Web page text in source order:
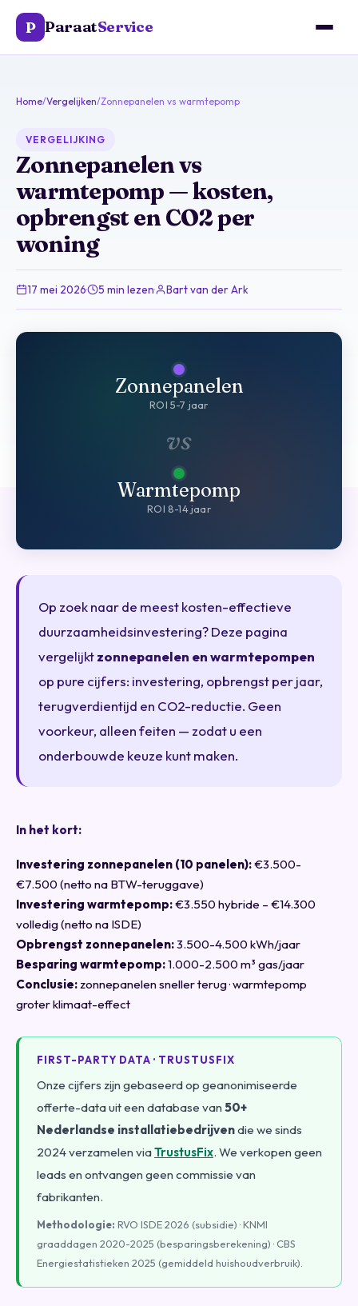
P ParaatService
Home/Vergelijken/Zonnepanelen vs warmtepomp
VERGELIJKING
Zonnepanelen vs
warmtepomp — kosten,
opbrengst en CO2 per
woning
17 mei 2026· 5 min lezen· Bart van der Ark
Zonnepanelen
ROI 5-7 jaar
vs
Warmtepomp
ROI 8-14 jaar
Op zoek naar de meest kosten-effectieve
duurzaamheidsinvestering? Deze pagina
vergelijktzonnepanelen en warmtepompen
op pure cijfers: investering, opbrengst per jaar,
terugverdientijd en CO2-reductie. Geen
voorkeur, alleen feiten — zodat u een
onderbouwde keuze kunt maken.
In het kort:
Investering zonnepanelen (10 panelen):€3.500-
€7.500 (netto na BTW-teruggave)
Investering warmtepomp:€3.550 hybride – €14.300
volledig (netto na ISDE)
Opbrengst zonnepanelen:3.500-4.500 kWh/jaar
Besparing warmtepomp:1.000-2.500 m³ gas/jaar
Conclusie:zonnepanelen sneller terug · warmtepomp
groter klimaat-effect
FIRST-PARTY DATA · TRUSTUSFIX
Onze cijfers zijn gebaseerd op geanonimiseerde
offerte-data uit een database van 50+
Nederlandse installatiebedrijvendie we sinds
2024 verzamelen viaTrustusFix. We verkopen geen
leads en ontvangen geen commissie van
fabrikanten.
Methodologie: RVO ISDE 2026 (subsidie) · KNMI
graaddagen 2020-2025 (besparingsberekening) · CBS
Energiestatistieken 2025 (gemiddeld huishoudverbruik).